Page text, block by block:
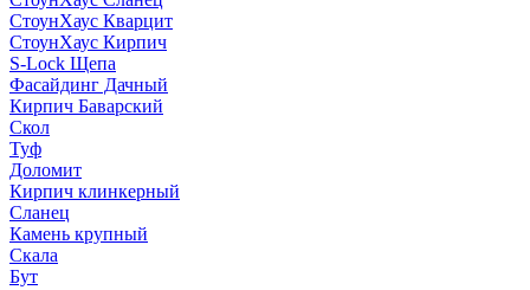
СтоунХаус Кварцит
СтоунХаус Кирпич
S-Lock Щепа
Фасайдинг Дачный
Кирпич Баварский
Скол
Туф
Доломит
Кирпич клинкерный
Сланец
Камень крупный
Скала
Бут